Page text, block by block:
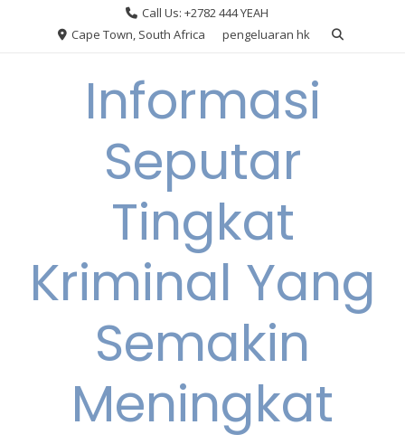
Call Us: +2782 444 YEAH
Cape Town, South Africa
pengeluaran hk
Informasi
Seputar
Tingkat
Kriminal Yang
Semakin
Meningkat